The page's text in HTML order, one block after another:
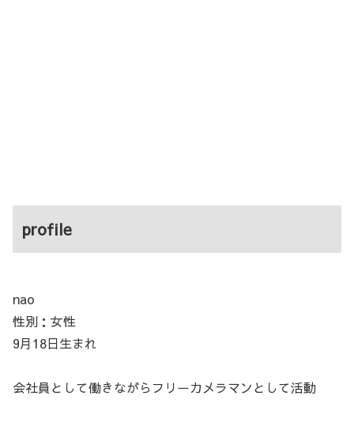
profile
nao
性別：女性
9月18日生まれ
会社員として働きながらフリーカメラマンとして活動